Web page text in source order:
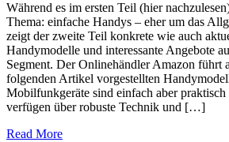
Während es im ersten Teil (hier
Thema: einfache Handys – eher um das
zeigt der zweite Teil konkrete wie auch
Handymodelle und interessante Angebote
Segment. Der Onlinehändler Amazon führt
folgenden Artikel vorgestellten
Mobilfunkgeräte sind einfach aber praktisch
verfügen über robuste Technik und […]
Read More